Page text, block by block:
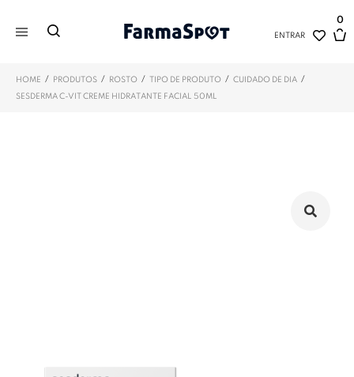
ENTRAR
0
HOME / PRODUTOS / ROSTO / TIPO DE PRODUTO / CUIDADO DE DIA /
SESDERMA C-VIT CREME HIDRATANTE FACIAL 50ML